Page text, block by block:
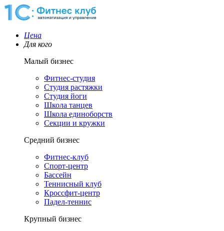
Цена
Для кого
Малый бизнес
Фитнес-студия
Студия растяжки
Студия йоги
Школа танцев
Школа единоборств
Секции и кружки
Средний бизнес
Фитнес-клуб
Спорт-центр
Бассейн
Теннисный клуб
Кроссфит-центр
Падел-теннис
Крупный бизнес